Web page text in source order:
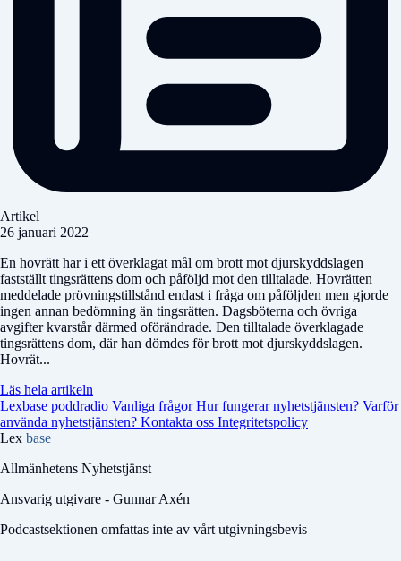
Artikel
26 januari 2022
En hovrätt har i ett överklagat mål om brott mot djurskyddslagen
fastställt tingsrättens dom och påföljd mot den tilltalade. Hovrätten
meddelade prövningstillstånd endast i fråga om påföljden men gjorde
ingen annan bedömning än tingsrätten. Dagsböterna och övriga
avgifter kvarstår därmed oförändrade. Den tilltalade överklagade
tingsrättens dom, där han dömdes för brott mot djurskyddslagen.
Hovrät...
Läs hela artikeln
Lexbase poddradio Vanliga frågorHur fungerar nyhetstjänsten? Varför
använda nyhetstjänsten? Kontakta oss Integritetspolicy
Lex base
Allmänhetens Nyhetstjänst
Ansvarig utgivare - Gunnar Axén
Podcastsektionen omfattas inte av vårt utgivningsbevis